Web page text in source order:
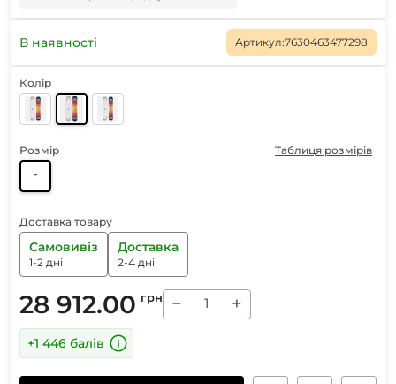
В наявності Артикул:7630463477298
Колір
Розмір
Таблиця розмірів
-
Доставка товару
Самовивіз
1-2 дні
Доставка
2-4 дні
28 912.00 грн − +
+1 446 балів